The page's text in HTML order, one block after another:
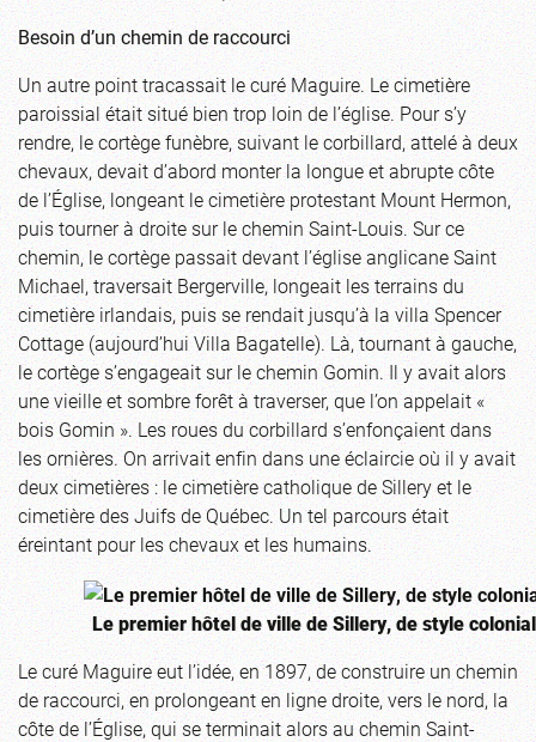
Besoin d’un chemin de raccourci
Un autre point tracassait le curé Maguire. Le cimetière
paroissial était situé bien trop loin de l’église. Pour s’y
rendre, le cortège funèbre, suivant le corbillard, attelé à deux
chevaux, devait d’abord monter la longue et abrupte côte
de l’Église, longeant le cimetière protestant Mount Hermon,
puis tourner à droite sur le chemin Saint-Louis. Sur ce
chemin, le cortège passait devant l’église anglicane Saint
Michael, traversait Bergerville, longeait les terrains du
cimetière irlandais, puis se rendait jusqu’à la villa Spencer
Cottage (aujourd’hui Villa Bagatelle). Là, tournant à gauche,
le cortège s’engageait sur le chemin Gomin. Il y avait alors
une vieille et sombre forêt à traverser, que l’on appelait «
bois Gomin ». Les roues du corbillard s’enfonçaient dans
les ornières. On arrivait enfin dans une éclaircie où il y avait
deux cimetières : le cimetière catholique de Sillery et le
cimetière des Juifs de Québec. Un tel parcours était
éreintant pour les chevaux et les humains.
Le premier hôtel de ville de Sillery, de style
Le curé Maguire eut l’idée, en 1897, de construire un chemin
de raccourci, en prolongeant en ligne droite, vers le nord, la
côte de l’Église, qui se terminait alors au chemin Saint-